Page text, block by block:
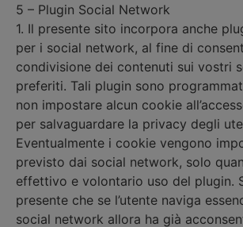
5 – Plugin Social Network
1. Il presente sito incorpora anche
per i social network, al fine di
condivisione dei contenuti sui vostri
preferiti. Tali plugin sono
non impostare alcun cookie
per salvaguardare la privacy degli
Eventualmente i cookie vengono
previsto dai social network, solo
effettivo e volontario uso del plugin.
presente che se l’utente naviga
social network allora ha già